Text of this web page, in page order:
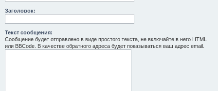
Заголовок:
Текст сообщения:
Сообщение будет отправлено в виде простого текста, не включайте в него HTML
или BBCode. В качестве обратного адреса будет показываться ваш адрес email.